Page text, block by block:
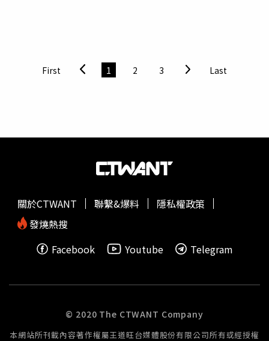
霖簽書會揭真相：只是在透支台灣子孫未來！
原PO呼籲，希望粉絲們彼此在演唱會應援時，應學會互相
體諒，做到基本禮貌，而她也透露自己已經在挑選演唱會用
機聽都覺得不舒服了，何況是叫一整場」、「一般來說，吶
「演唱會有尖叫聲很正常，但這個殺豬聲完全不對吧」、
「我也被我後面的叫到當天有一邊耳朵直接短暫性失聰，當
而且還會有氣泡在裡面晃的感覺」。不過有網友認為「聽完
覺得這叫聲超級正常」、「本身就是演唱會你能期望多小聲
會，還要隨時注意別人的耳膜」、「看演唱會尖叫還要考慮
First 1 2 3 Last
關於CTWANT 聯繫&爆料
隱私權政策
發燒熱搜
Facebook
Youtube Telegram
© 2020 The CTWANT Company
本網站所刊載內容著作權屬王道旺台媒體股份有限公司所有或經授權